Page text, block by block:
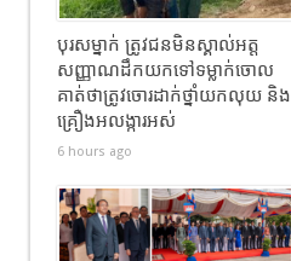
បុរសម្នាក់ ត្រូវជនមិនស្គាល់អត្ត
សញ្ញាណដឹកយកទៅទម្លាក់ចោល
គាត់ថាត្រូវចោរដាក់ថ្នាំយកលុយ និង
គ្រឿងអលង្ការអស់
6 hours ago